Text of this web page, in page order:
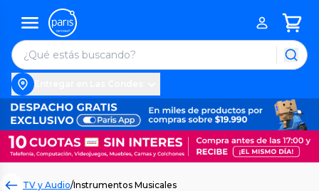
TV y Audio/Instrumentos Musicales